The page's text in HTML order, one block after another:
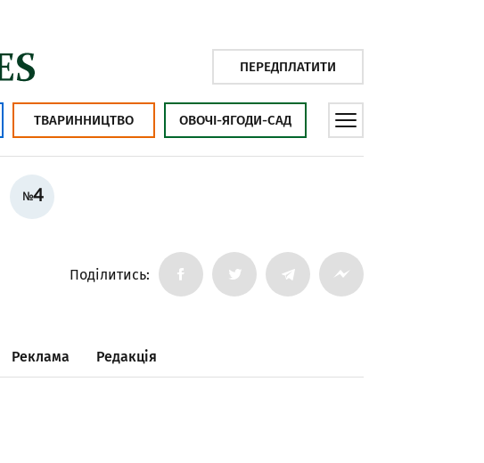
ПЕРЕДПЛАТИТИ
ТВАРИННИЦТВО ОВОЧІ-ЯГОДИ-САД
№4
Поділитись:
Реклама Редакція